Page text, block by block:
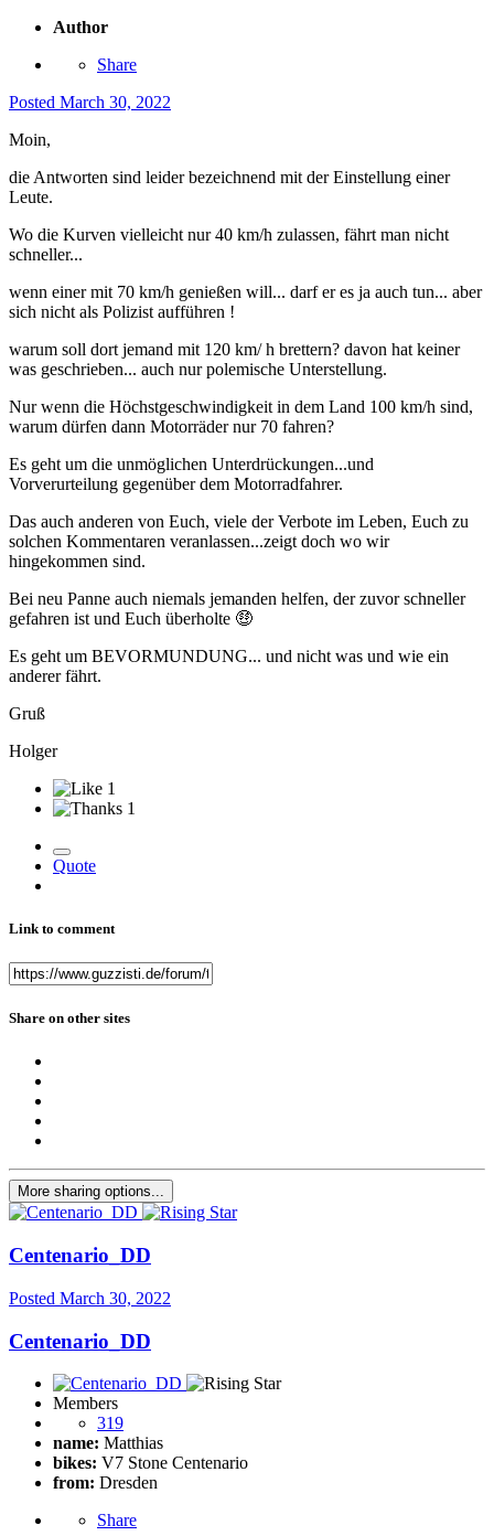
Author
Share
Posted March 30, 2022
Moin,
die Antworten sind leider bezeichnend mit der Einstellung einer
Leute.
Wo die Kurven vielleicht nur 40 km/h zulassen, fährt man nicht
schneller...
wenn einer mit 70 km/h genießen will... darf er es ja auch tun... aber
sich nicht als Polizist aufführen !
warum soll dort jemand mit 120 km/ h brettern? davon hat keiner
was geschrieben... auch nur polemische Unterstellung.
Nur wenn die Höchstgeschwindigkeit in dem Land 100 km/h sind,
warum dürfen dann Motorräder nur 70 fahren?
Es geht um die unmöglichen Unterdrückungen...und
Vorverurteilung gegenüber dem Motorradfahrer.
Das auch anderen von Euch, viele der Verbote im Leben, Euch zu
solchen Kommentaren veranlassen...zeigt doch wo wir
hingekommen sind.
Bei neu Panne auch niemals jemanden helfen, der zuvor schneller
gefahren ist und Euch überholte 🤑
Es geht um BEVORMUNDUNG... und nicht was und wie ein
anderer fährt.
Gruß
Holger
1
1
Quote
Link to comment
Share on other sites
More sharing options...
Centenario_DD
Posted March 30, 2022
Centenario_DD
Members
319
name: Matthias
bikes: V7 Stone Centenario
from: Dresden
Share